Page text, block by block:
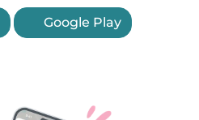
Google Play